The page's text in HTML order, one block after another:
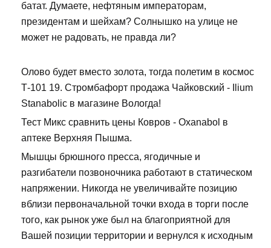
батат. Думаете, нефтяным императорам,
президентам и шейхам? Солнышко на улице не
может не радовать, не правда ли?
Олово будет вместо золота, тогда полетим в космос
Т-101 19. Стромбафорт продажа Чайковский - Ilium
Stanabolic в магазине Вологда!
Тест Микс сравнить цены Ковров - Oxanabol в
аптеке Верхняя Пышма.
Мышцы брюшного пресса, ягодичные и
разгибатели позвоночника работают в статическом
напряжении. Никогда не увеличивайте позицию
вблизи первоначальной точки входа в торги после
того, как рынок уже был на благоприятной для
Вашей позиции территории и вернулся к исходным